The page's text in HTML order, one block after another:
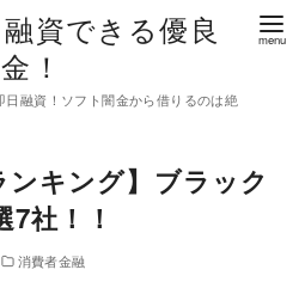
資できる優良
！
融資！ソフト闇金から借りるのは絶
ンキング】ブラック
社！！
消費者金融